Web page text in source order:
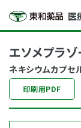
医
エソメプラ
ネキシウムカプ
印刷用PDF